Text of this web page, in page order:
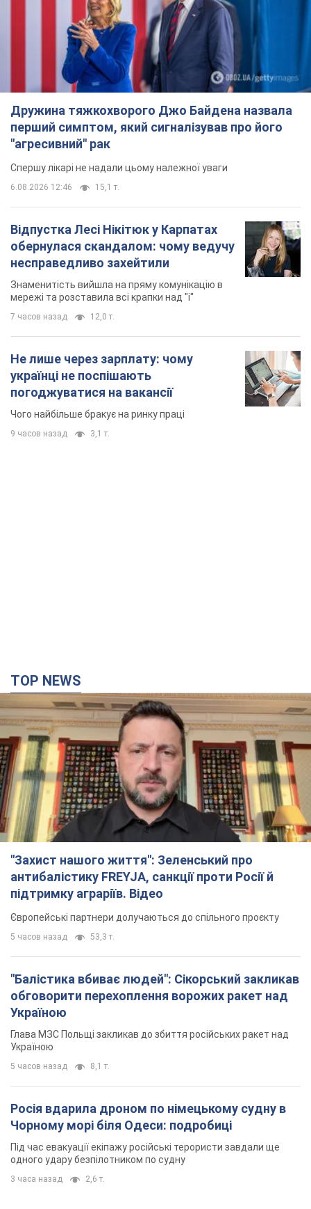
15,1 т.
Відпустка Лесі Нікітюк у Карпатах
обернулася скандалом: чому ведучу
несправедливо захейтили
Знаменитість вийшла на пряму комунікацію в
мережі та розставила всі крапки над "і"
7 часов назад 12,0 т.
Не лише через зарплату: чому
українці не поспішають
погоджуватися на вакансії
Чого найбільше бракує на ринку праці
9 часов назад 3,1 т.
"Захист нашого життя": Зеленський про
антибалістику FREYJA, санкції проти Росії й
підтримку аграріїв. Відео
Європейські партнери долучаються до спільного проєкту
5 часов назад 53,3 т.
"Балістика вбиває людей": Сікорський закликав
обговорити перехоплення ворожих ракет над
Україною
Глава МЗС Польщі закликав до збиття російських ракет над
Україною
8,1 т.
Росія вдарила дроном по німецькому судну в
Чорному морі біля Одеси: подробиці
одного удару безпілотником по судну
3 часа назад 2,6 т.